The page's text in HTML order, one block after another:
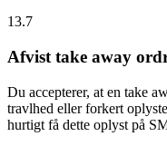
13.7
Afvist take away
Du accepterer, at en take
travlhed eller forkert
hurtigt få dette oplyst på